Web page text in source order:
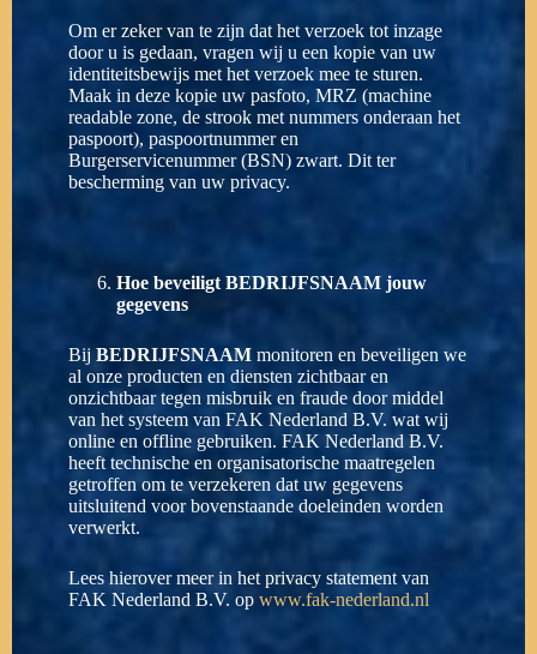
Om er zeker van te zijn dat het verzoek tot inzage
door u is gedaan, vragen wij u een kopie van uw
identiteitsbewijs met het verzoek mee te sturen.
Maak in deze kopie uw pasfoto, MRZ (machine
readable zone, de strook met nummers onderaan het
paspoort), paspoortnummer en
Burgerservicenummer (BSN) zwart. Dit ter
bescherming van uw privacy.
Hoe beveiligt BEDRIJFSNAAM jouw
gegevens
Bij BEDRIJFSNAAMmonitoren en beveiligen we
al onze producten en diensten zichtbaar en
onzichtbaar tegen misbruik en fraude door middel
van het systeem van FAK Nederland B.V. wat wij
online en offline gebruiken. FAK Nederland B.V.
heeft technische en organisatorische maatregelen
getroffen om te verzekeren dat uw gegevens
uitsluitend voor bovenstaande doeleinden worden
verwerkt.
Lees hierover meer in het privacy statement van
FAK Nederland B.V. op www.fak-nederland.nl